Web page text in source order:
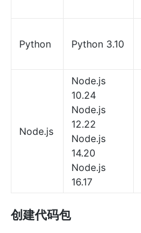
Python Python 3.10
Node.js
Node.js
10.24
Node.js
12.22
Node.js
14.20
Node.js
16.17
创建代码包